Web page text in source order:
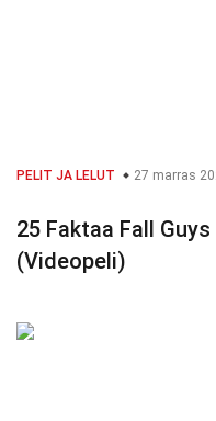
PELIT JA LELUT 27 marras
25 Faktaa Fall Guys
(Videopeli)